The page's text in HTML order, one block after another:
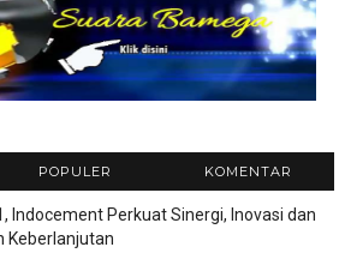
POPULER KOMENTAR
Indocement Perkuat Sinergi, Inovasi dan
Keberlanjutan